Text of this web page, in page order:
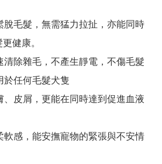
毛髮，無需猛力拉扯，亦能同時
健康。
除雜毛，不產生靜電，不傷毛髮
於任何毛髮犬隻
皮屑，更能在同時達到促進血液
感，能安撫寵物的緊張與不安情